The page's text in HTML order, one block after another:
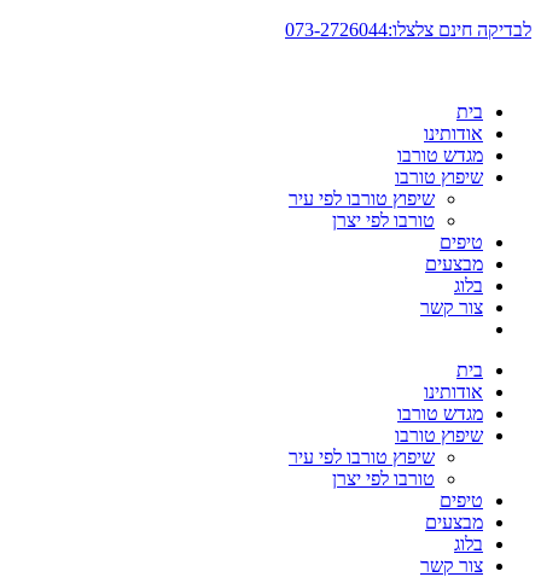
דלג
לבדיקה חינם צלצלו:073-2726044
בית
אודותינו
מגדש טורבו
שיפוץ טורבו
שיפוץ טורבו לפי עיר
טורבו לפי יצרן
טיפים
מבצעים
בלוג
צור קשר
בית
אודותינו
מגדש טורבו
שיפוץ טורבו
שיפוץ טורבו לפי עיר
טורבו לפי יצרן
טיפים
מבצעים
בלוג
צור קשר